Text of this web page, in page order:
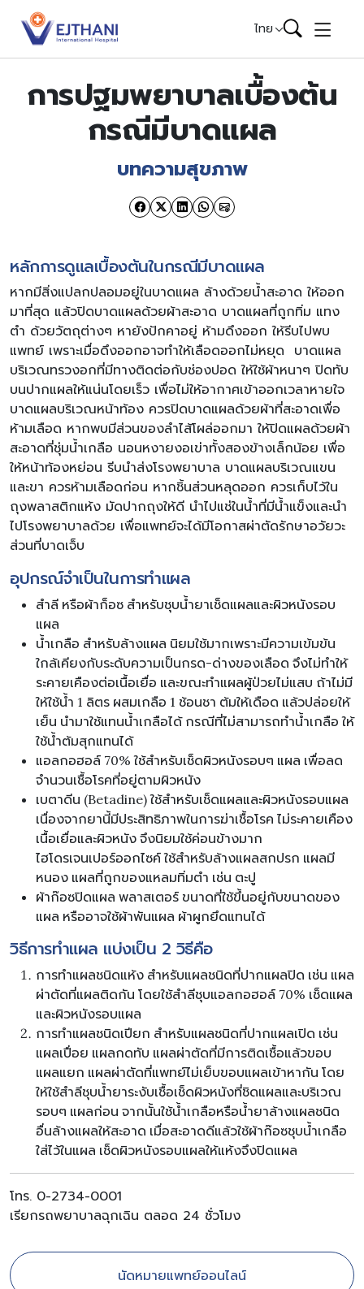
Skip to content
ไทย
การปฐมพยาบาลเบื้องต้น
กรณีมีบาดแผล
บทความสุขภาพ
หลักการดูแลเบื้องต้นในกรณีมีบาดแผล
หากมีสิ่งแปลกปลอมอยู่ในบาดแผล ล้างด้วยน้ำสะอาด ให้ออก
มาที่สุด แล้วปิดบาดแผลด้วยผ้าสะอาด บาดแผลที่ถูกทิ่ม แทง
ตำ ด้วยวัตถุต่างๆ หายังปักคาอยู่ ห้ามดึงออก ให้รีบไปพบ
แพทย์ เพราะเมื่อดึงออกอาจทำให้เลือดออกไม่หยุด บาดแผล
บริเวณทรวงอกที่มีทางติดต่อกับช่องปอด ให้ใช้ผ้าหนาๆ ปิดทับ
บนปากแผลให้แน่นโดยเร็ว เพื่อไม่ให้อากาศเข้าออกเวลาหายใจ
บาดแผลบริเวณหน้าท้อง ควรปิดบาดแผลด้วยผ้าที่สะอาดเพื่อ
ห้ามเลือด หากพบมีส่วนของลำไส้โผล่ออกมา ให้ปิดแผลด้วยผ้า
สะอาดที่ชุ่มน้ำเกลือ นอนหงายงอเข่าทั้งสองข้างเล็กน้อย เพื่อ
ให้หน้าท้องหย่อน รีบนำส่งโรงพยาบาล บาดแผลบริเวณแขน
และขา ควรห้ามเลือดก่อน หากชิ้นส่วนหลุดออก ควรเก็บไว้ใน
ถุงพลาสติกแห้ง มัดปากถุงให้ดี นำไปแช่ในน้ำที่มีน้ำแข็งและนำ
ไปโรงพยาบาลด้วย เพื่อแพทย์จะได้มีโอกาสผ่าตัดรักษาอวัยวะ
ส่วนที่บาดเจ็บ
อุปกรณ์จำเป็นในการทำแผล
สำลี หรือผ้าก็อซ สำหรับชุบน้ำยาเช็ดแผลและผิวหนังรอบ
แผล
น้ำเกลือ สำหรับล้างแผล นิยมใช้มากเพราะมีความเข้มข้น
ใกล้เคียงกับระดับความเป็นกรด-ด่างของเลือด จึงไม่ทำให้
ระคายเคืองต่อเนื้อเยื่อ และขณะทำแผลผู้ป่วยไม่แสบ ถ้าไม่มี
ให้ใช้น้ำ 1 ลิตร ผสมเกลือ 1 ช้อนชา ต้มให้เดือด แล้วปล่อยให้
เย็น นำมาใช้แทนน้ำเกลือได้ กรณีที่ไม่สามารถทำน้ำเกลือ ให้
ใช้น้ำต้มสุกแทนได้
แอลกอฮอล์ 70% ใช้สำหรับเช็ดผิวหนังรอบๆ แผล เพื่อลด
จำนวนเชื้อโรคที่อยู่ตามผิวหนัง
เบตาดีน (Betadine) ใช้สำหรับเช็ดแผลและผิวหนังรอบแผล
เนื่องจากยานี้มีประสิทธิภาพในการฆ่าเชื้อโรค ไม่ระคายเคือง
เนื้อเยื่อและผิวหนัง จึงนิยมใช้ค่อนข้างมาก
ไฮโดรเจนเปอร์ออกไซค์ ใช้สำหรับล้างแผลสกปรก แผลมี
หนอง แผลที่ถูกของแหลมทิ่มตำ เช่น ตะปู
ผ้าก๊อซปิดแผล พลาสเตอร์ ขนาดที่ใช้ขึ้นอยู่กับขนาดของ
แผล หรืออาจใช้ผ้าพันแผล ผ้าผูกยึดแทนได้
วิธีการทำแผล แบ่งเป็น 2 วิธีคือ
การทำแผลชนิดแห้ง สำหรับแผลชนิดที่ปากแผลปิด เช่น แผล
ผ่าตัดที่แผลติดกัน โดยใช้สำลีชุบแอลกอฮอล์ 70% เช็ดแผล
และผิวหนังรอบแผล
การทำแผลชนิดเปียก สำหรับแผลชนิดที่ปากแผลเปิด เช่น
แผลเปื่อย แผลกดทับ แผลผ่าตัดที่มีการติดเชื้อแล้วขอบ
แผลแยก แผลผ่าตัดที่แพทย์ไม่เย็บขอบแผลเข้าหากัน โดย
ให้ใช้สำลีชุบน้ำยาระงับเชื้อเช็ดผิวหนังที่ชิดแผลและบริเวณ
รอบๆ แผลก่อน จากนั้นใช้น้ำเกลือหรือน้ำยาล้างแผลชนิด
อื่นล้างแผลให้สะอาด เมื่อสะอาดดีแล้วใช้ผ้าก๊อซชุบน้ำเกลือ
ใส่ไว้ในแผล เช็ดผิวหนังรอบแผลให้แห้งจึงปิดแผล
โทร. 0-2734-0001
เรียกรถพยาบาลฉุกเฉิน ตลอด 24 ชั่วโมง
นัดหมายแพทย์ออนไลน์